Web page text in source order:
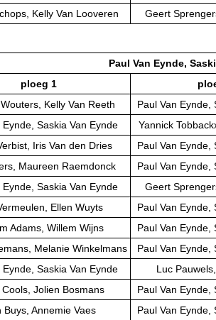
Kelly Van Looveren Geert
Paul Van Eynde,
ploeg 1
Kelly Van Reeth
Paul Van Eynde,
Eynde, Saskia Van Eynde
Yannick
Iris Van den Dries
Paul Van Eynde,
Maureen Raemdonck
Paul Van Eynde,
Eynde, Saskia Van Eynde
Geert
Ellen Wuyts
Paul Van Eynde,
Adams, Willem Wijns
Paul Van Eynde,
Melanie Winkelmans
Paul Van Eynde,
Eynde, Saskia Van Eynde
Luc
Jolien Bosmans
Paul Van Eynde,
Buys, Annemie Vaes
Paul Van Eynde,